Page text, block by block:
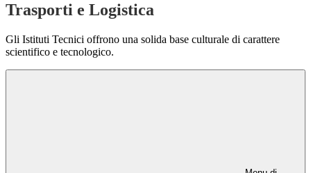
Trasporti e Logistica
Gli Istituti Tecnici offrono una solida base culturale di carattere
scientifico e tecnologico.